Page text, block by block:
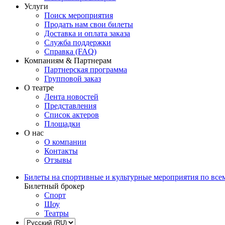
Услуги
Поиск мероприятия
Продать нам свои билеты
Доставка и оплата заказа
Служба поддержки
Справка (FAQ)
Компаниям & Партнерам
Партнерская программа
Групповой заказ
О театре
Лента новостей
Представления
Список актеров
Площадки
О нас
О компании
Контакты
Отзывы
Билеты на спортивные и культурные мероприятия по
Билетный брокер
Спорт
Шоу
Театры